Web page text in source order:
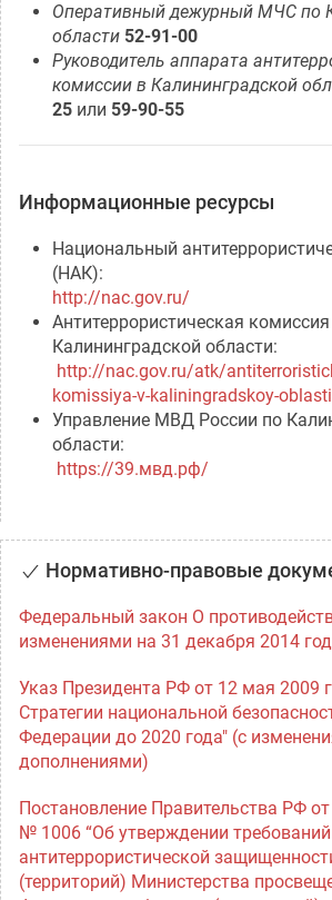
Оперативный дежурный МЧС по
области 52-91-00
Руководитель аппарата
комиссии в Калининградской
25 или 59-90-55
Информационные ресурсы
Национальный
(НАК):
http://nac.gov.ru/
Антитеррористическая
Калининградской области:
http://nac.gov.ru/atk/
komissiya-v-kaliningradskoy-
Управление МВД России по
области:
https://39.мвд.рф/
Нормативно-правовые
Федеральный закон О
изменениями на 31 декабря 2014
Указ Президента РФ от 12 мая 2009
Стратегии национальной
Федерации до 2020 года" (с
дополнениями)
Постановление Правительства РФ от
№ 1006 “Об утверждении
антитеррористической
(территорий) Министерства